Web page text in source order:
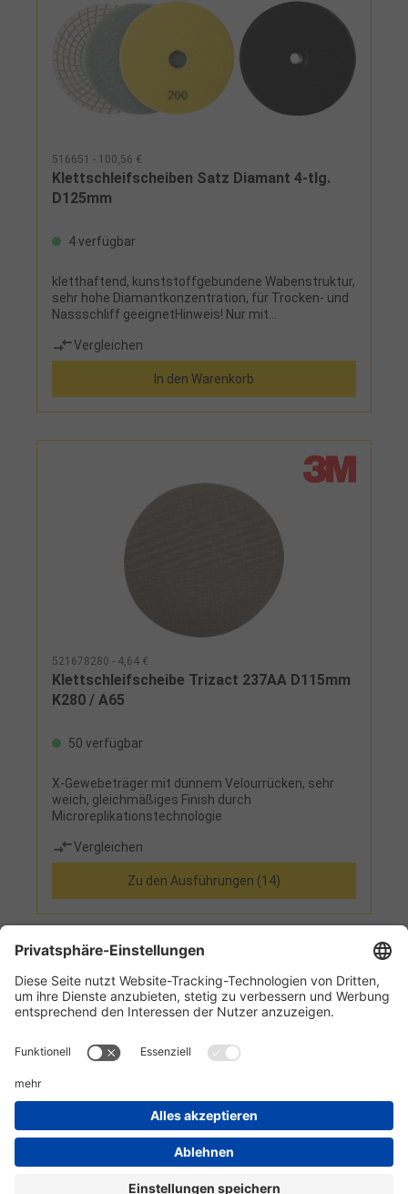
516651 - 100,56 €
Klettschleifscheiben Satz Diamant 4-tlg.
D125mm
4 verfügbar
kletthaftend, kunststoffgebundene Wabenstruktur,
sehr hohe Diamantkonzentration, für Trocken- und
Nassschliff geeignetHinweis! Nur mit
(max. Drehzahl 10000 U/min)!Lieferumfang:je 1
Diamant-Klettschleifscheibe ø 125 mm (Korn 200,
400 und 800), 1 Klettscheiben-Haftstützteller ø 125
mm
Vergleichen
In den Warenkorb
521678280 - 4,64 €
Klettschleifscheibe Trizact 237AA D115mm
K280 / A65
50 verfügbar
X-Gewebeträger mit dünnem Velourrücken, sehr
weich, gleichmäßiges Finish durch
Microreplikationstechnologie
Vergleichen
Zu den Ausführungen (14)
1 2
Informationen
Kundenservice